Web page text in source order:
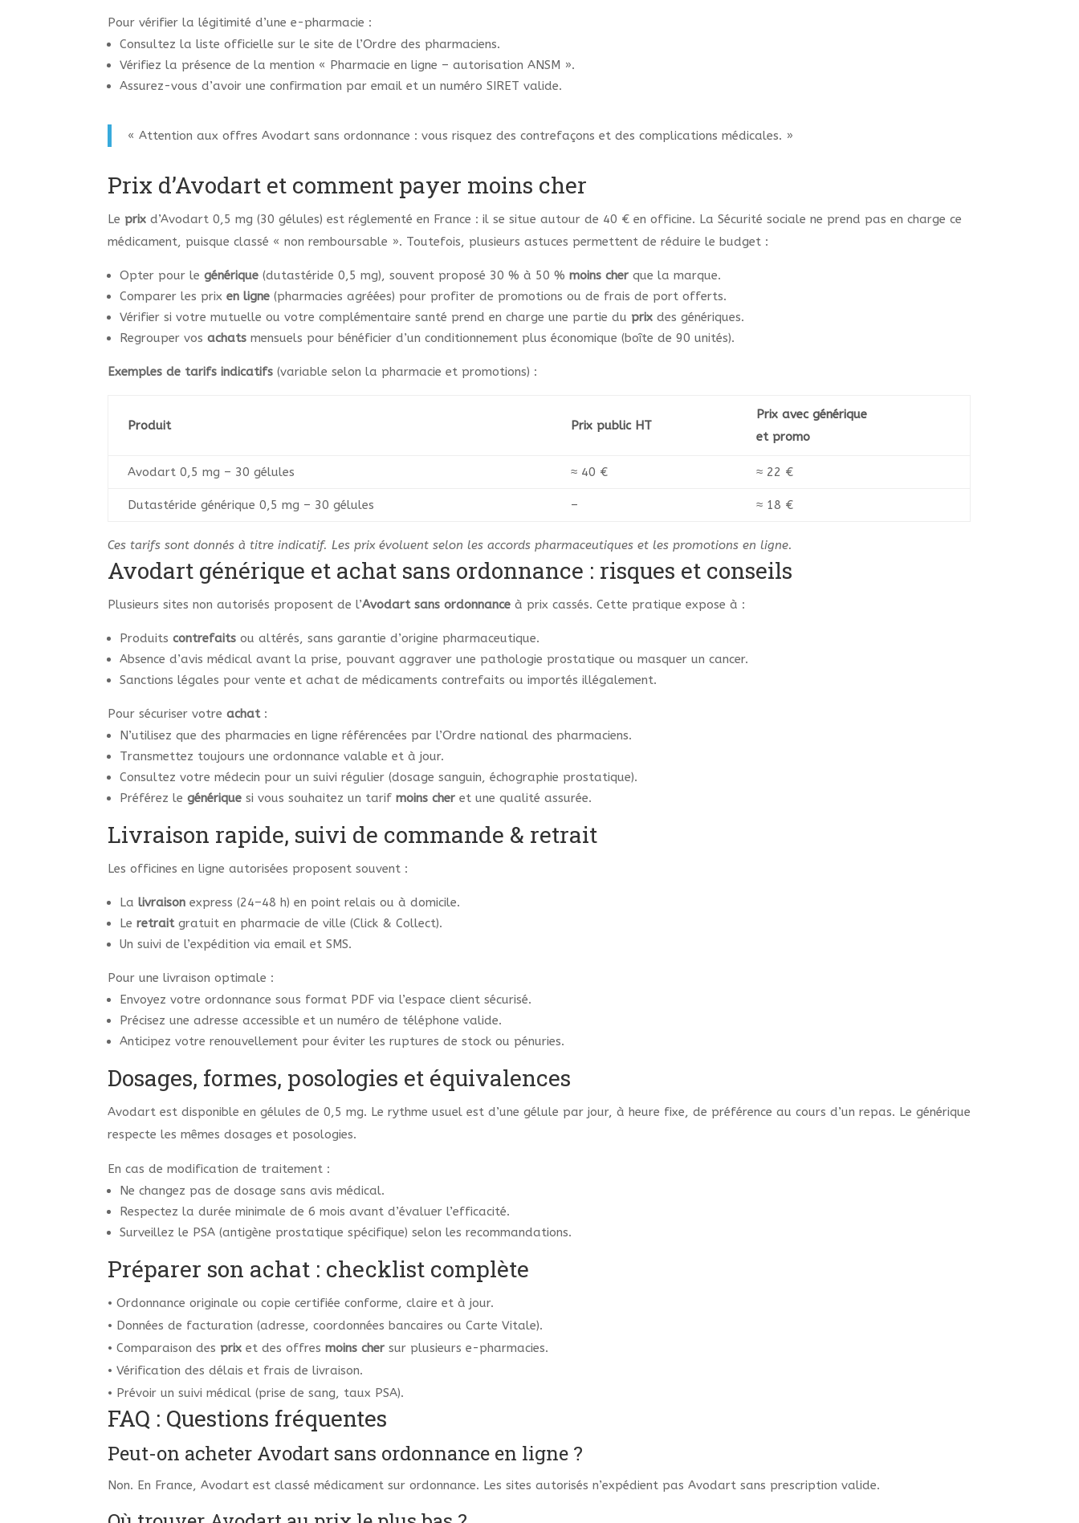
Pour vérifier la légitimité d’une e-pharmacie :
Consultez la liste officielle sur le site de l’Ordre des pharmaciens.
Vérifiez la présence de la mention « Pharmacie en ligne – autorisation ANSM ».
Assurez-vous d’avoir une confirmation par email et un numéro SIRET valide.
« Attention aux offres Avodart sans ordonnance : vous risquez des contrefaçons et des complications médicales. »
Prix d’Avodart et comment payer moins cher
Le prix d’Avodart 0,5 mg (30 gélules) est réglementé en France : il se situe autour de 40 € en officine. La Sécurité sociale ne prend pas en charge ce
médicament, puisque classé « non remboursable ». Toutefois, plusieurs astuces permettent de réduire le budget :
Opter pour legénérique (dutastéride 0,5 mg), souvent proposé 30 % à 50 %moins cher que la marque.
Comparer les prixen ligne (pharmacies agréées) pour profiter de promotions ou de frais de port offerts.
Vérifier si votre mutuelle ou votre complémentaire santé prend en charge une partie du prix des génériques.
Regrouper vosachats mensuels pour bénéficier d’un conditionnement plus économique (boîte de 90 unités).
Exemples de tarifs indicatifs (variable selon la pharmacie et promotions) :
Produit Prix public HT
Prix avec générique
et promo
Avodart 0,5 mg – 30 gélules ≈ 40 € ≈ 22 €
Dutastéride générique 0,5 mg – 30 gélules – ≈ 18 €
Ces tarifs sont donnés à titre indicatif. Les prix évoluent selon les accords pharmaceutiques et les promotions en ligne.
Avodart générique et achat sans ordonnance : risques et conseils
Plusieurs sites non autorisés proposent de l’Avodart sans ordonnance à prix cassés. Cette pratique expose à :
Produitscontrefaits ou altérés, sans garantie d’origine pharmaceutique.
Absence d’avis médical avant la prise, pouvant aggraver une pathologie prostatique ou masquer un cancer.
Sanctions légales pour vente et achat de médicaments contrefaits ou importés illégalement.
Pour sécuriser votreachat:
N’utilisez que des pharmacies en ligne référencées par l’Ordre national des pharmaciens.
Transmettez toujours une ordonnance valable et à jour.
Consultez votre médecin pour un suivi régulier (dosage sanguin, échographie prostatique).
Préférez legénérique si vous souhaitez un tarifmoins cher et une qualité assurée.
Livraison rapide, suivi de commande & retrait
Les officines en ligne autorisées proposent souvent :
Lalivraison express (24–48 h) en point relais ou à domicile.
Leretraitgratuit en pharmacie de ville (Click & Collect).
Un suivi de l’expédition via email et SMS.
Pour une livraison optimale :
Envoyez votre ordonnance sous format PDF via l’espace client sécurisé.
Précisez une adresse accessible et un numéro de téléphone valide.
Anticipez votre renouvellement pour éviter les ruptures de stock ou pénuries.
Dosages, formes, posologies et équivalences
Avodart est disponible en gélules de 0,5 mg. Le rythme usuel est d’une gélule par jour, à heure fixe, de préférence au cours d’un repas. Le générique
respecte les mêmes dosages et posologies.
En cas de modification de traitement :
Ne changez pas de dosage sans avis médical.
Respectez la durée minimale de 6 mois avant d’évaluer l’efficacité.
Surveillez le PSA (antigène prostatique spécifique) selon les recommandations.
Préparer son achat : checklist complète
• Ordonnance originale ou copie certifiée conforme, claire et à jour.
• Données de facturation (adresse, coordonnées bancaires ou Carte Vitale).
• Comparaison des prix et des offresmoins cher sur plusieurs e-pharmacies.
• Vérification des délais et frais de livraison.
• Prévoir un suivi médical (prise de sang, taux PSA).
FAQ : Questions fréquentes
Peut-on acheter Avodart sans ordonnance en ligne ?
Non. En France, Avodart est classé médicament sur ordonnance. Les sites autorisés n’expédient pas Avodart sans prescription valide.